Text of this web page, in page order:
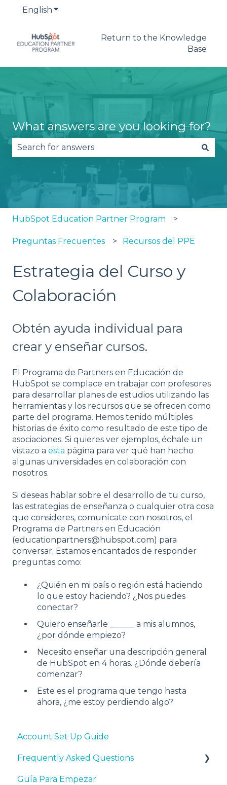
English Show submenu for translations
Return to the Knowledge
Base
What answers are you looking for?
There are no suggestions because the search
HubSpot Education Partner Program
Preguntas Frecuentes Recursos del PPE
Estrategia del Curso y
Colaboración
Obtén ayuda individual para
crear y enseñar cursos.
El Programa de Partners en Educación de
HubSpot se complace en trabajar con profesores
para desarrollar planes de estudios utilizando las
herramientas y los recursos que se ofrecen como
parte del programa. Hemos tenido múltiples
historias de éxito como resultado de este tipo de
asociaciones. Si quieres ver ejemplos, échale un
vistazo a esta página para ver qué han hecho
algunas universidades en colaboración con
nosotros.
Si deseas hablar sobre el desarrollo de tu curso,
las estrategias de enseñanza o cualquier otra cosa
que consideres, comunícate con nosotros, el
Programa de Partners en Educación
(educationpartners@hubspot.com) para
conversar. Estamos encantados de responder
preguntas como:
¿Quién en mi país o región está haciendo
lo que estoy haciendo? ¿Nos puedes
conectar?
Quiero enseñarle ______ a mis alumnos,
¿por dónde empiezo?
Necesito enseñar una descripción general
de HubSpot en 4 horas. ¿Dónde debería
comenzar?
Este es el programa que tengo hasta
ahora, ¿me estoy perdiendo algo?
Account Set Up Guide
Frequently Asked Questions
General HubSpot and Program Questions
Guía Para Empezar